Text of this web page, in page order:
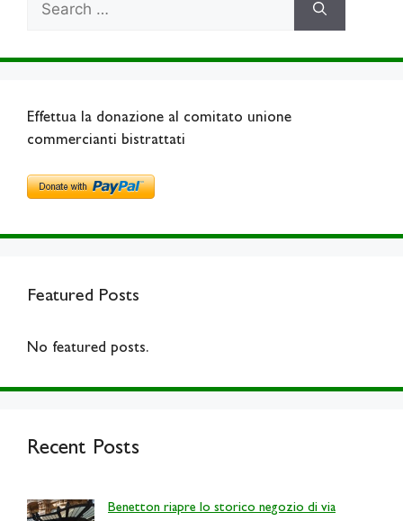
Effettua la donazione al comitato unione
commercianti bistrattati
Featured Posts
No featured posts.
Recent Posts
Benetton riapre lo storico negozio di via